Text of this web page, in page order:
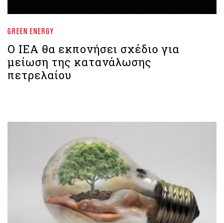
GREEN ENERGY
Ο IEA θα εκπονήσει σχέδιο για
μείωση της κατανάλωσης
πετρελαίου